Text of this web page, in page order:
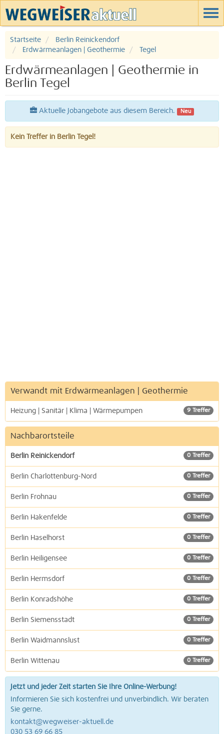
Startseite
Berlin Reinickendorf
Erdwärmeanlagen | Geothermie
Tegel
Erdwärmeanlagen | Geothermie in
Berlin Tegel
Aktuelle Jobangebote aus diesem Bereich. Neu
Kein Treffer in Berlin Tegel!
Verwandt mit Erdwärmeanlagen | Geothermie
9 Treffer
Heizung | Sanitär | Klima | Wärmepumpen
Nachbarortsteile
0 Treffer
Berlin Reinickendorf
0 Treffer
Berlin Charlottenburg-Nord
0 Treffer
Berlin Frohnau
0 Treffer
Berlin Hakenfelde
0 Treffer
Berlin Haselhorst
0 Treffer
Berlin Heiligensee
0 Treffer
Berlin Hermsdorf
0 Treffer
Berlin Konradshöhe
0 Treffer
Berlin Siemensstadt
0 Treffer
Berlin Waidmannslust
0 Treffer
Berlin Wittenau
Jetzt und jeder Zeit starten Sie Ihre Online-Werbung!
Informieren Sie sich kostenfrei und unverbindlich. Wir beraten
Sie gerne.
kontakt@wegweiser-aktuell.de
030 53 69 66 85